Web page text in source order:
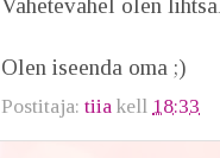
Olen iseenda oma ;)
Postitaja:tiia kell 18:33